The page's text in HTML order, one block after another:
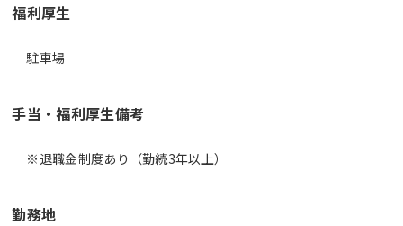
福利厚生
駐車場
手当・福利厚生備考
※退職金制度あり（勤続3年以上）
勤務地